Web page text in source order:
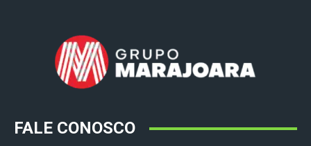
FALE CONOSCO